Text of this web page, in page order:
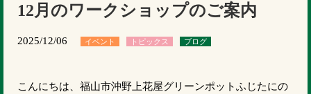
12月のワークショップのご案内
2025/12/06 イベント トピックス ブログ
こんにちは、福山市沖野上花屋グリーンポットふじたにの